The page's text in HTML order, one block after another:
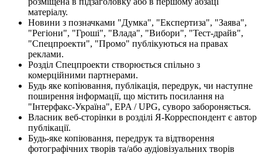
матеріалу.
Новини з позначками "Думка", "Експертиза", "Заява",
"Регіони", "Гроші", "Влада", "Вибори", "Тест-драйв",
"Спецпроекти", "Промо" публікуються на правах
реклами.
Розділ Спецпроекти створюється спільно з
комерційними партнерами.
Будь яке копіювання, публікація, передрук, чи наступне
поширення інформації, що містить посилання на
"Інтерфакс-Україна", EPA / UPG, суворо забороняється.
Власник веб-сторінки в розділі Я-Корреспондент є автор
публікації.
Будь-яке копіювання, передрук та відтворення
фотографічних творів та/або аудіовізуальних творів